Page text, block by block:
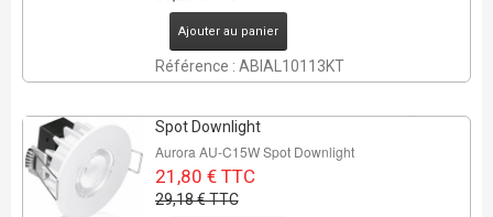
Ajouter au panier
Référence : ABIAL10113KT
6 Pcs
Spot Downlight
Aurora AU-C15W Spot Downlight
21,80 € TTC
29,18 € TTC